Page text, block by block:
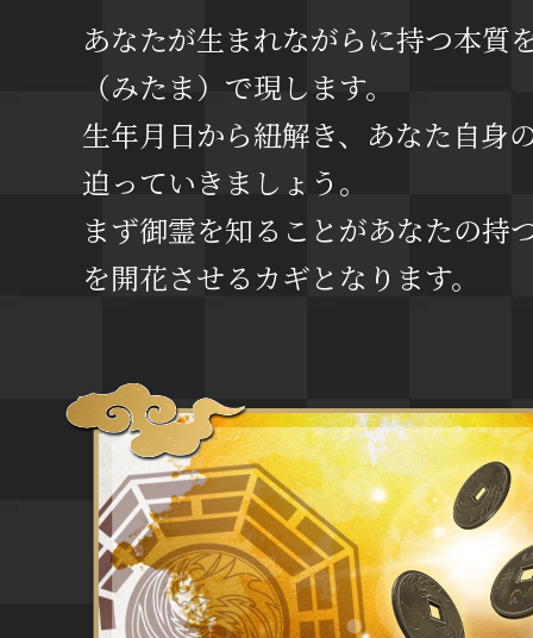
あなたが生まれながらに持つ本質
（みたま）で現します。
生年月日から紐解き、あなた自身
迫っていきましょう。
まず御霊を知ることがあなたの持
を開花させるカギとなります。